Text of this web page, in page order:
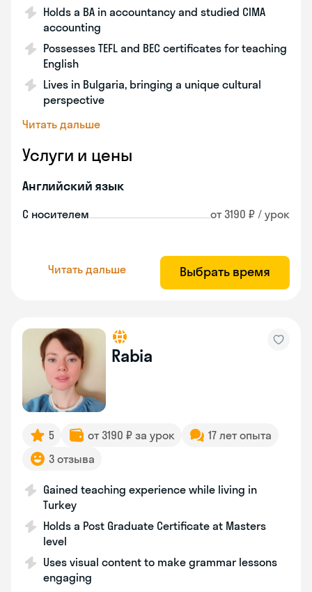
Holds a BA in accountancy and studied CIMA
accounting
Possesses TEFL and BEC certificates for teaching
English
Lives in Bulgaria, bringing a unique cultural
perspective
Читать дальше
Услуги и цены
Английский язык
С носителем от 3190 ₽ / урок
Читать дальше Выбрать время
Rabia
5 от 3190 ₽ за урок
17 лет опыта
3 отзыва
Gained teaching experience while living in
Turkey
Holds a Post Graduate Certificate at Masters
level
Uses visual content to make grammar lessons
engaging